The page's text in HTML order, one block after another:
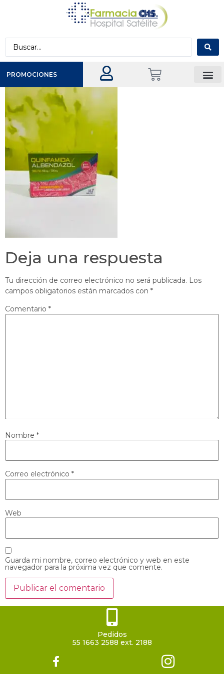
PROMOCIONES
Deja una respuesta
Tu dirección de correo electrónico no será publicada. Los
campos obligatorios están marcados con *
Comentario *
Nombre *
Correo electrónico *
Web
Guarda mi nombre, correo electrónico y web en este
navegador para la próxima vez que comente.
Pedidos
55 1663 2588 ext. 2188